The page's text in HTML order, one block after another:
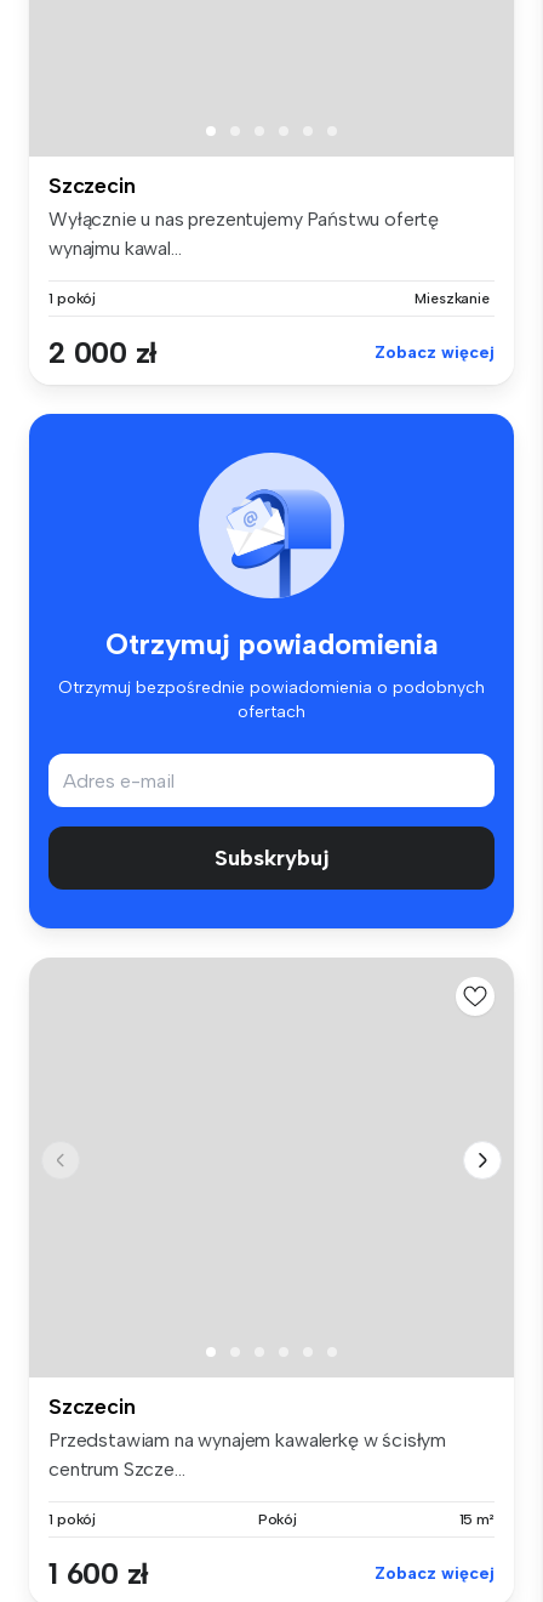
Szczecin
Wyłącznie u nas prezentujemy Państwu ofertę
wynajmu kawal...
1 pokój Mieszkanie
2 000 zł Zobacz więcej
Otrzymuj powiadomienia
Otrzymuj bezpośrednie powiadomienia o podobnych
ofertach
Subskrybuj
Szczecin
Przedstawiam na wynajem kawalerkę w ścisłym
centrum Szcze...
1 pokój Pokój 15 m²
1 600 zł Zobacz więcej